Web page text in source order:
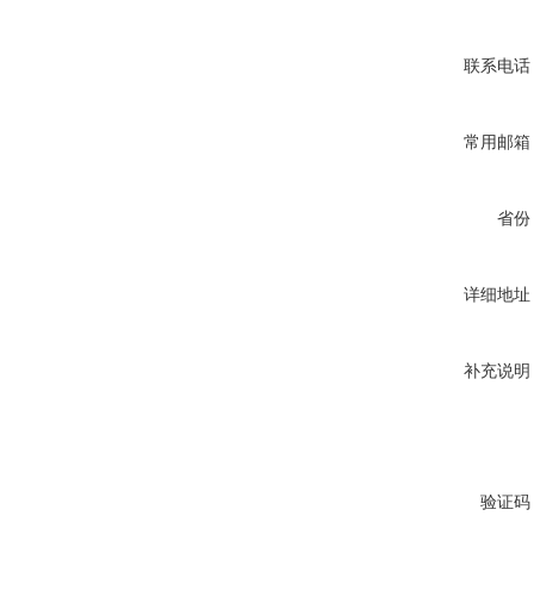
联系电话
常用邮箱
省份
详细地址
补充说明
验证码